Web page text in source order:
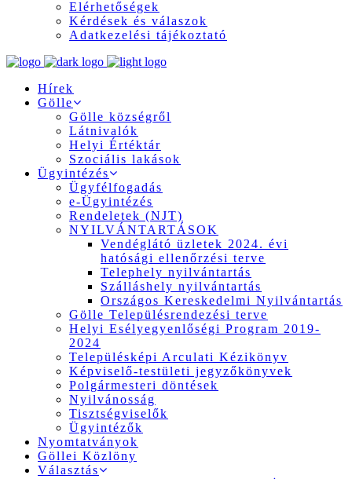
Elérhetőségek
Kérdések és válaszok
Adatkezelési tájékoztató
Hírek
Gölle
Gölle községről
Látnivalók
Helyi Értéktár
Szociális lakások
Ügyintézés
Ügyfélfogadás
e-Ügyintézés
Rendeletek (NJT)
NYILVÁNTARTÁSOK
Vendéglátó üzletek 2024. évi
hatósági ellenőrzési terve
Telephely nyilvántartás
Szálláshely nyilvántartás
Országos Kereskedelmi Nyilvántartás
Gölle Településrendezési terve
Helyi Esélyegyenlőségi Program 2019-
2024
Településképi Arculati Kézikönyv
Képviselő-testületi jegyzőkönyvek
Polgármesteri döntések
Nyilvánosság
Tisztségviselők
Ügyintézők
Nyomtatványok
Göllei Közlöny
Választás